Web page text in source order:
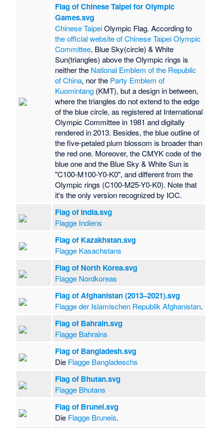
Flag of Chinese Taipei for Olympic
Games.svg
Chinese TaipeiOlympic Flag. According to
the official website of Chinese Taipei Olympic
Committee, Blue Sky(circle) & White
Sun(triangles) above the Olympic rings is
neither the National Emblem of the Republic
of China, nor the Party Emblem of
Kuomintang (KMT), but a design in between,
where the triangles do not extend to the edge
of the blue circle, as registered at International
Olympic Committee in 1981 and digitally
rendered in 2013. Besides, the blue outline of
the five-petaled plum blossom is broader than
the red one. Moreover, the CMYK code of the
blue one and the Blue Sky & White Sun is
"C100-M100-Y0-K0", and different from the
Olympic rings (C100-M25-Y0-K0). Note that
it's the only version recognized by IOC.
Flag of India.svg
Flagge Indiens
Flag of Kazakhstan.svg
Flagge Kasachstans
Flag of North Korea.svg
Flagge Nordkoreas
Flag of Afghanistan (2013–2021).svg
Flagge der Islamischen Republik Afghanistan.
Flag of Bahrain.svg
Flagge Bahrains
Flag of Bangladesh.svg
Die Flagge Bangladeschs
Flag of Bhutan.svg
Flagge Bhutans
Flag of Brunei.svg
Die Flagge Bruneis.